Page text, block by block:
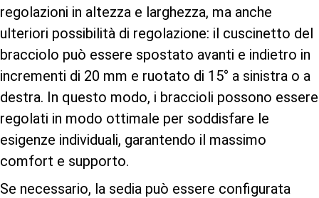
regolazioni in altezza e larghezza, ma anche
ulteriori possibilità di regolazione: il cuscinetto del
bracciolo può essere spostato avanti e indietro in
incrementi di 20 mm e ruotato di 15° a sinistra o a
destra. In questo modo, i braccioli possono essere
regolati in modo ottimale per soddisfare le
esigenze individuali, garantendo il massimo
comfort e supporto.
Se necessario, la sedia può essere configurata